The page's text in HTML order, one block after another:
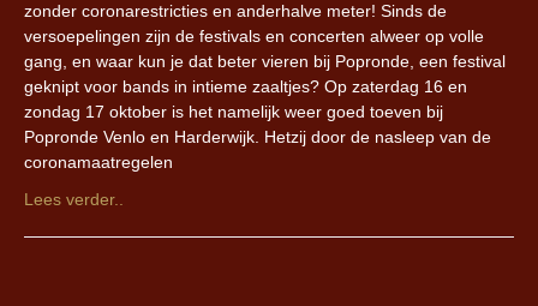
zonder coronarestricties en anderhalve meter! Sinds de
versoepelingen zijn de festivals en concerten alweer op volle
gang, en waar kun je dat beter vieren bij Popronde, een festival
geknipt voor bands in intieme zaaltjes? Op zaterdag 16 en
zondag 17 oktober is het namelijk weer goed toeven bij
Popronde Venlo en Harderwijk. Hetzij door de nasleep van de
coronamaatregelen
Lees verder..